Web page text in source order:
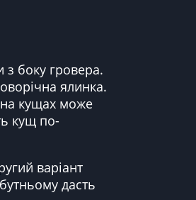
з боку гровера.
ялинка.
на кущах може
кущ по-
варіант
дасть